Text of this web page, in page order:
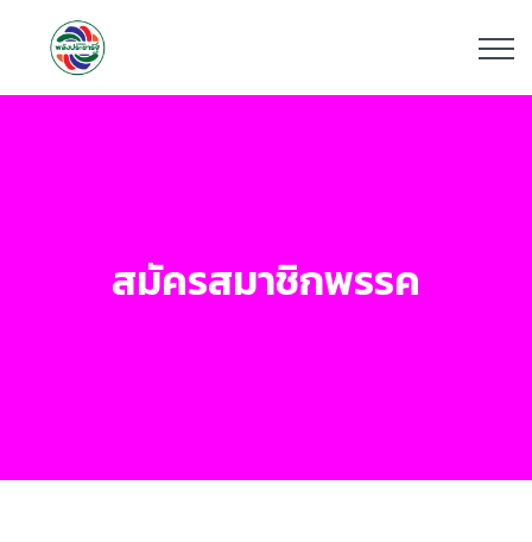
สมัครสมาชิกพรรค